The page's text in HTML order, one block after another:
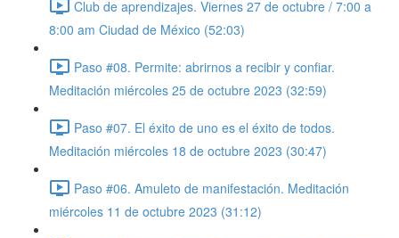
Club de aprendizajes. Viernes 27 de octubre / 7:00 a
8:00 am Ciudad de México (52:03)
Paso #08. Permite: abrirnos a recibir y confiar.
Meditación miércoles 25 de octubre 2023 (32:59)
Paso #07. El éxito de uno es el éxito de todos.
Meditación miércoles 18 de octubre 2023 (30:47)
Paso #06. Amuleto de manifestación. Meditación
miércoles 11 de octubre 2023 (31:12)